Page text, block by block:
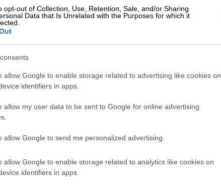
opt-out of Collection, Use, Retention, Sale, and/or Sharing
Data that Is Unrelated with the Purposes for which it
allow Google to enable storage related to advertising like cookies on
identifiers in apps.
allow my user data to be sent to Google for online advertising
allow Google to send me personalized advertising.
allow Google to enable storage related to analytics like cookies on
identifiers in apps.
használjunk, ez ugyanis segít szabályozni a
után kell a tésztába kerülnie